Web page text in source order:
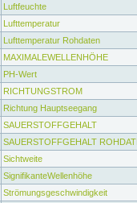
Luftfeuchte
Lufttemperatur
Lufttemperatur Rohdaten
MAXIMALEWELLENHÖHE
PH-Wert
RICHTUNGSTROM
Richtung Hauptseegang
SAUERSTOFFGEHALT
SAUERSTOFFGEHALT
Sichtweite
SignifikanteWellenhöhe
Strömungsgeschwindigkeit